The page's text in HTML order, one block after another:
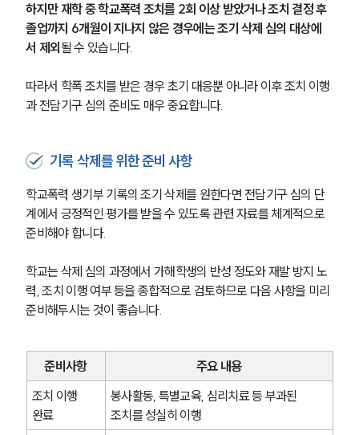
하지만 재학 중 학교폭력 조치를 2회 이상 받았거나 조치 결정 후
졸업까지 6개월이 지나지 않은 경우에는 조기 삭제 심의 대상에
서 제외 될 수 있습니다.
따라서 학폭 조치를 받은 경우 초기 대응뿐 아니라 이후 조치 이행
과 전담기구 심의 준비도 매우 중요합니다.
기록 삭제를 위한 준비 사항
학교폭력 생기부 기록의 조기 삭제를 원한다면 전담기구 심의 단
계에서 긍정적인 평가를 받을 수 있도록 관련 자료를 체계적으로
준비해야 합니다.
학교는 삭제 심의 과정에서 가해학생의 반성 정도와 재발 방지 노
력, 조치 이행 여부 등을 종합적으로 검토하므로 다음 사항을 미리
준비해두시는 것이 좋습니다.
준비사항
주요 내용
조치 이행
완료
봉사활동, 특별교육, 심리치료 등 부과된
조치를 성실히 이행